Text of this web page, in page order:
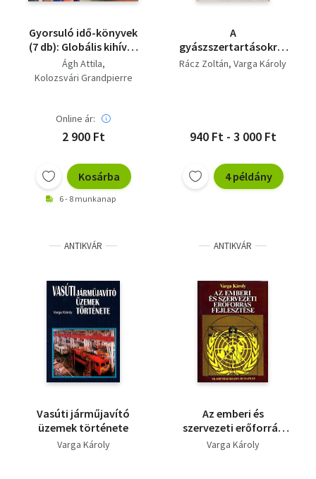
Gyorsuló idő-könyvek
(7 db): Globális kihívás
+ Négy-öt magyar
összehajol... +
dilemmák + Egy
gazdasági szervezeti
reform sodrában + A
Ördögi kör
Ágh Attila
Kolozsvári Grandpierre
Sárközy Tamás
Száraz György
Online ár:
2 900 Ft
Kosárba
6 - 8 munkanap
A
gyászszertartásokról
- A polgári
világnézeti, stiláris és
módszertani
Rácz Zoltán Varga Károly
940 Ft - 3 000 Ft
4 példány
ANTIKVÁR
Vasúti járműjavító
üzemek története
Varga Károly
ANTIKVÁR
Az emberi és
szervezeti erőforrás
fejlesztése -
Varga Károly